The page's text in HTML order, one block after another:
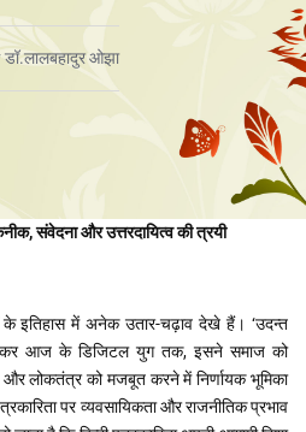
डॉ.लालबहादुर ओझा
संवेदना और उत्तरदायित्व की त्रयी
के इतिहास में अनेक उतार-चढ़ाव देखे हैं। ‘उदन्त
आज के डिजिटल युग तक, इसने समाज को
लोकतंत्र को मजबूत करने में निर्णायक भूमिका
पर व्यवसायिकता और राजनीतिक प्रभाव